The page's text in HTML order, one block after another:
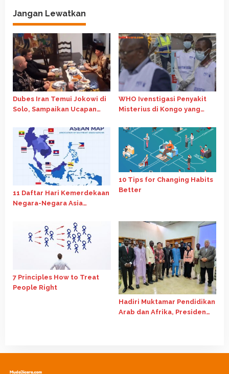
Jangan Lewatkan
Dubes Iran Temui Jokowi di
Solo, Sampaikan Ucapan
wafatnya Ayatollah Ali
Khamene
WHO Ivenstigasi Penyakit
Misterius di Kongo yang
11 Daftar Hari Kemerdekaan
Negara-Negara Asia
10 Tips for Changing Habits
Better
7 Principles How to Treat
People Right
Hadiri Muktamar Pendidikan
Arab dan Afrika, Presiden